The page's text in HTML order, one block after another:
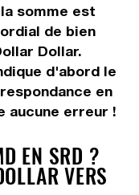
somme est
de bien
Dollar.
d'abord le
en
aucune erreur !
EN SRD ?
VERS